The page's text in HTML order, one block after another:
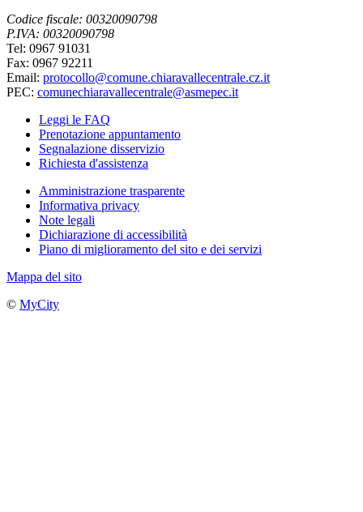
Codice fiscale: 00320090798
P.IVA: 00320090798
Tel: 0967 91031
Fax: 0967 92211
Email: protocollo@comune.chiaravallecentrale.cz.it
PEC: comunechiaravallecentrale@asmepec.it
Leggi le FAQ
Prenotazione appuntamento
Segnalazione disservizio
Richiesta d'assistenza
Amministrazione trasparente
Informativa privacy
Note legali
Dichiarazione di accessibilità
Piano di miglioramento del sito e dei servizi
Mappa del sito
© MyCity